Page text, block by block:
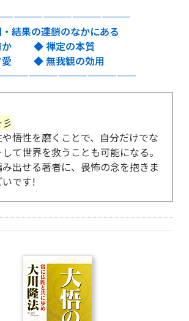
結果の連鎖のなかにある
か ◆ 禅定の本質
愛 ◆ 無我観の効用
悟性を磨くことで、自分だけでな
て世界を救うことも可能になる。
み出せる著者に、畏怖の念を抱きま
いです!